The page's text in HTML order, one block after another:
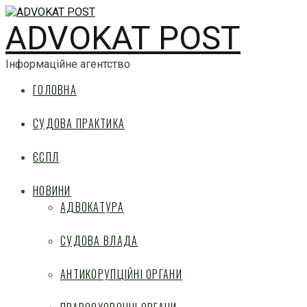
ADVOKAT POST
Інформаційне агентство
ГОЛОВНА
СУДОВА ПРАКТИКА
ЄСПЛ
НОВИНИ
АДВОКАТУРА
СУДОВА ВЛАДА
АНТИКОРУПЦІЙНІ ОРГАНИ